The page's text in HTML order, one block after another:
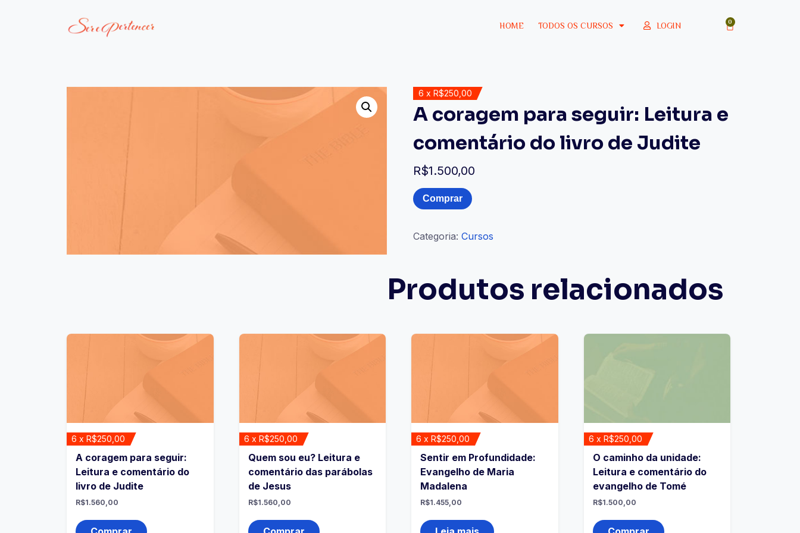
HOME TODOS OS CURSOS LOGIN
6 x R$250,00
A coragem para seguir: Leitura e
comentário do livro de Judite
R$1.500,00
Comprar
Categoria:Cursos
Produtos relacionados
6 x R$250,00
A coragem para seguir:
Leitura e comentário do
livro de Judite
R$1.560,00
6 x R$250,00
Quem sou eu? Leitura e
comentário das parábolas
de Jesus
R$1.560,00
6 x R$250,00
Sentir em Profundidade:
Evangelho de Maria
Madalena
R$1.455,00
6 x R$250,00
O caminho da unidade:
Leitura e comentário do
evangelho de Tomé
R$1.500,00